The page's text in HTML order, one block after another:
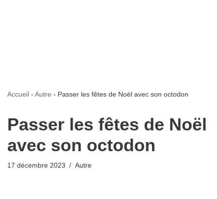
Accueil - Autre - Passer les fêtes de Noël avec son octodon
Passer les fêtes de Noël
avec son octodon
17 décembre 2023 Autre